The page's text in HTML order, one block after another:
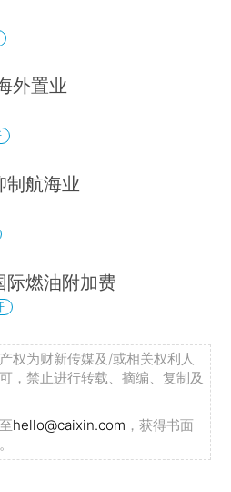
外置业
制航海业
际燃油附加费
权为财新传媒及/或相关权利人
，禁止进行转载、摘编、复制及
hello@caixin.com ，获得书面